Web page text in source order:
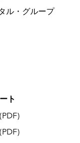
ル・グループ
ト
(PDF)
(PDF)